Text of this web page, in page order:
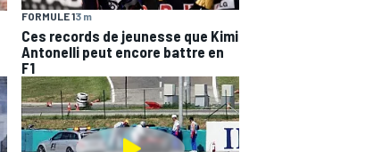
FORMULE 13 m
Ces records de jeunesse que Kimi
Antonelli peut encore battre en
F1